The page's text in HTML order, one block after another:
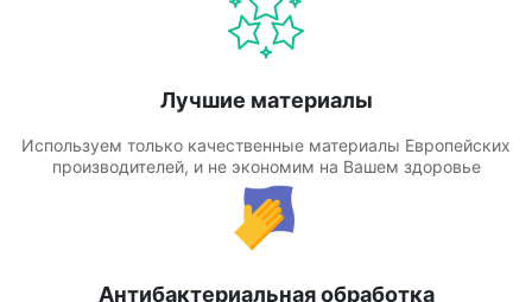
Лучшие материалы
Используем только качественные материалы Европейских
производителей, и не экономим на Вашем здоровье
Антибактериальная обработка